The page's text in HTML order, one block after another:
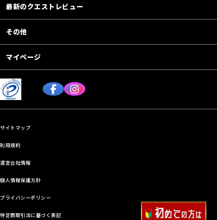
最新のクエストレビュー
その他
マイページ
サイトマップ
利用規約
運営会社情報
個人情報保護方針
プライバシーポリシー
特定商取引法に基づく表記